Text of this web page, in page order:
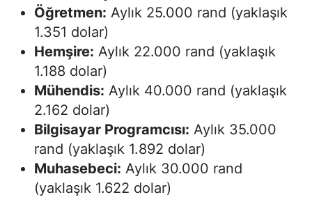
Öğretmen: Aylık 25.000 rand (yaklaşık
1.351 dolar)
Hemşire: Aylık 22.000 rand (yaklaşık
1.188 dolar)
Mühendis: Aylık 40.000 rand (yaklaşık
2.162 dolar)
Bilgisayar Programcısı: Aylık 35.000
rand (yaklaşık 1.892 dolar)
Muhasebeci: Aylık 30.000 rand
(yaklaşık 1.622 dolar)